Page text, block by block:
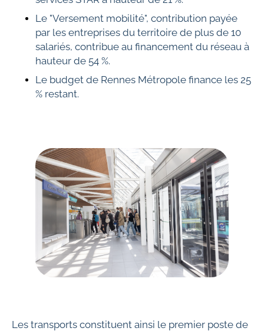
Le "Versement mobilité", contribution payée
par les entreprises du territoire de plus de 10
salariés, contribue au financement du réseau à
hauteur de 54 %.
Le budget de Rennes Métropole finance les 25
% restant.
Les transports constituent ainsi le premier poste de